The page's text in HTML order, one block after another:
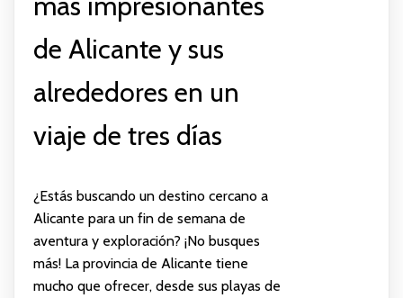
de Alicante y sus
alrededores en un
viaje de tres días
¿Estás buscando un destino cercano a
Alicante para un fin de semana de
aventura y exploración? ¡No busques
más! La provincia de Alicante tiene
mucho que ofrecer, desde sus playas de